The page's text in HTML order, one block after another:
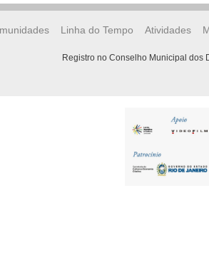
Linha do Tempo Atividades
Registro no Conselho Municipal dos